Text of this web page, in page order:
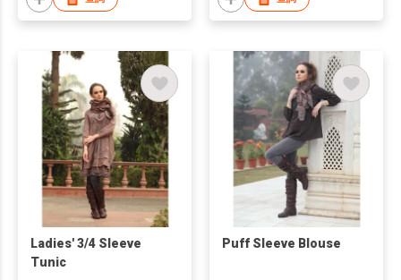
Ladies' 3/4 Sleeve
Tunic
Puff Sleeve Blouse